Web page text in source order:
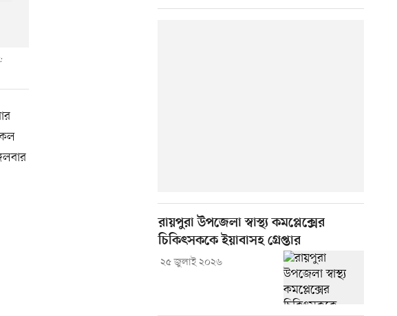
রায়পুরা উপজেলা স্বাস্থ্য কমপ্লেক্সের
চিকিৎসককে ইয়াবাসহ গ্রেপ্তার
২৫ জুলাই ২০২৬